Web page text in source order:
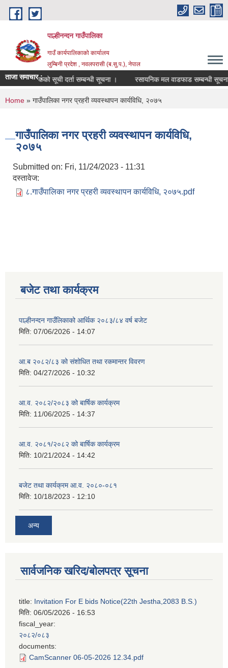
Skip to main content
पाल्हीनन्दन गाउँपालिका
गाउँ कार्यपालिकाको कार्यालय
लुम्बिनी प्रदेश , नवलपरासी (ब.सु.प.), नेपाल
ताजा समाचार :
प्रशिक्षकको सूची दर्ता सम्बन्धी सूचना । रसायनिक मल वाडफाड सम्बन्धी सूचना
You are here
Home » गाउँपालिका नगर प्रहरी व्यवस्थापन कार्यविधि, २०७५
गाउँपालिका नगर प्रहरी व्यवस्थापन कार्यविधि,
२०७५
Submitted on: Fri, 11/24/2023 - 11:31
दस्तावेज:
८.गाउँपालिका नगर प्रहरी व्यवस्थापन कार्यविधि, २०७५.pdf
बजेट तथा कार्यक्रम
पाल्हीनन्दन गाउँलिकाको आर्थिक २०८३/८४ वर्ष बजेट
मिति: 07/06/2026 - 14:07
आ.ब २०८२/८३ को संशोधित तथा रकमान्तर विवरण
मिति: 04/27/2026 - 10:32
आ.व. २०८२/२०८३ को बार्षिक कार्यक्रम
मिति: 11/06/2025 - 14:37
आ.व. २०८१/२०८२ को बार्षिक कार्यक्रम
मिति: 10/21/2024 - 14:42
बजेट तथा कार्यक्रम आ.व. २०८०-०८१
मिति: 10/18/2023 - 12:10
अन्य
सार्वजनिक खरिद/बोलपत्र सूचना
title: Invitation For E bids Notice(22th Jestha,2083 B.S.)
मिति: 06/05/2026 - 16:53
fiscal_year:
२०८२/०८३
documents:
CamScanner 06-05-2026 12.34.pdf